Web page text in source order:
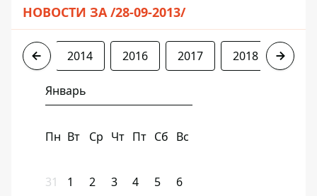
НОВОСТИ ЗА /28-09-2013/
2013 2014 2016 2017 2018 2019
Январь
Пн Вт Ср Чт Пт Сб Вс
31 1 2 3 4 5 6